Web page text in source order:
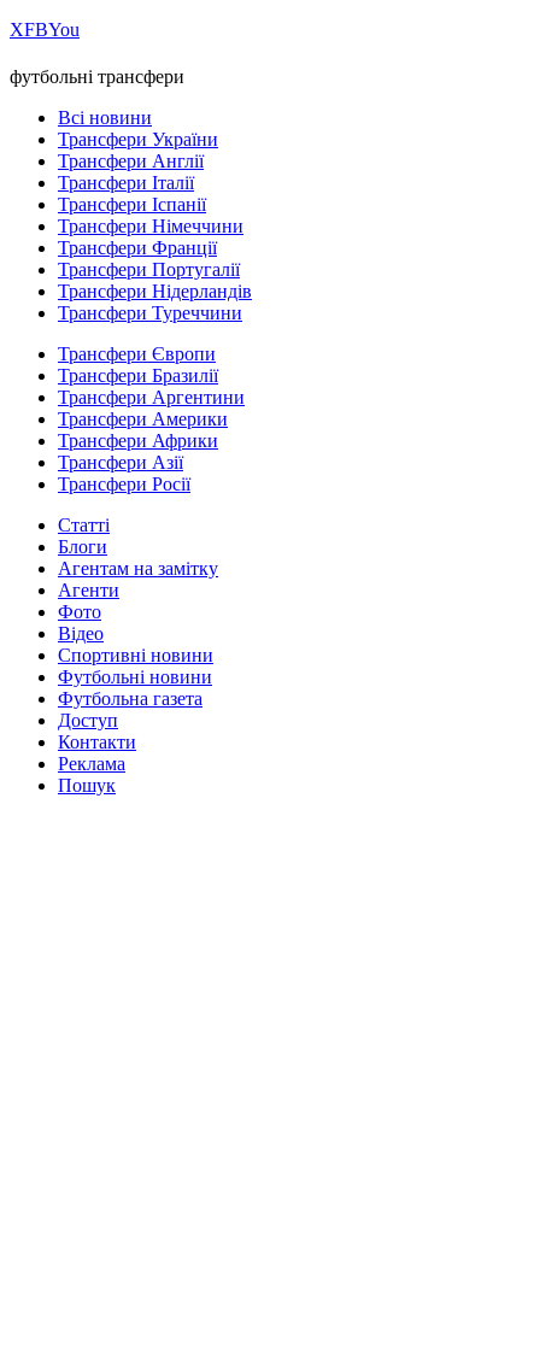
ХFBYou
футбольні трансфери
Всі новини
Трансфери України
Трансфери Англії
Трансфери Італії
Трансфери Іспанії
Трансфери Німеччини
Трансфери Франції
Трансфери Португалії
Трансфери Нідерландів
Трансфери Туреччини
Трансфери Європи
Трансфери Бразилії
Трансфери Аргентини
Трансфери Америки
Трансфери Африки
Трансфери Азії
Трансфери Росії
Статті
Блоги
Агентам на замітку
Агенти
Фото
Відео
Спортивні новини
Футбольні новини
Футбольна газета
Доступ
Контакти
Реклама
Пошук